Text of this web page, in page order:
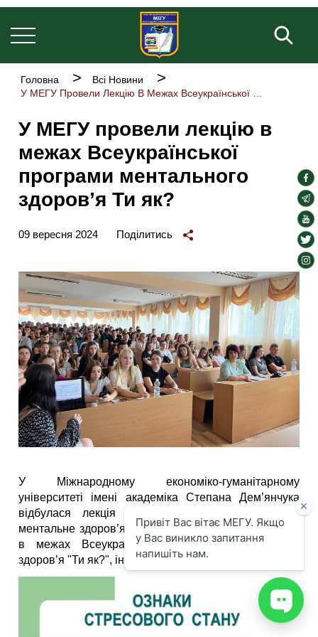
Перейти
до
основного
вмісту
Основна
Рядок
навіґації
Головна
Всі Новини
У МЕГУ провели лекцію в
межах Всеукраїнської
програми ментального
здоров’я Ти як?
09 вересня 2024 Поділитись
У Міжнародному економіко-гуманітарному
університеті імені академіка Степана Дем’янчука
відбулася лекція на тему: "Вплив стресу на
ментальне здоров’я особистості". Захід реалізовано
в межах Всеукраїнської програми ментального
здоров’я "Ти як?", ініційованої Оленою Зеленською.